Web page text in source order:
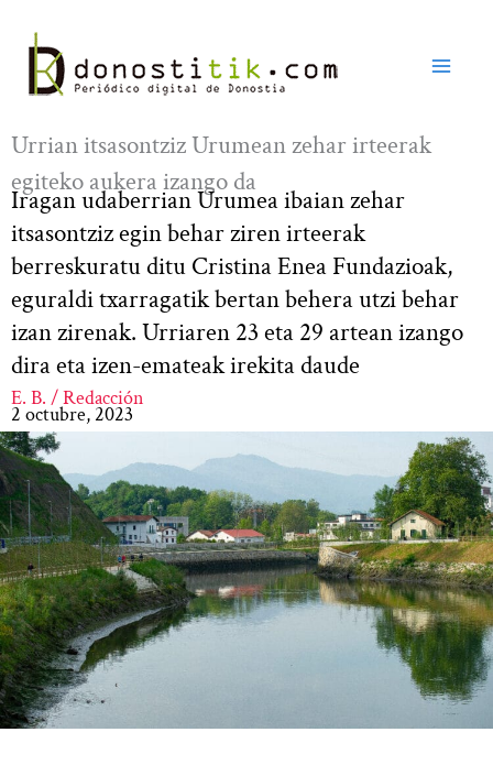
contenido
Urrian itsasontziz Urumean zehar irteerak
egiteko aukera izango da
Iragan udaberrian Urumea ibaian zehar
itsasontziz egin behar ziren irteerak
berreskuratu ditu Cristina Enea Fundazioak,
eguraldi txarragatik bertan behera utzi behar
izan zirenak. Urriaren 23 eta 29 artean izango
dira eta izen-emateak irekita daude
E. B. / Redacción
2 octubre, 2023